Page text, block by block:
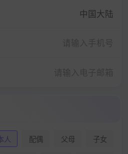
中国大陆
人 配偶 父母 子女